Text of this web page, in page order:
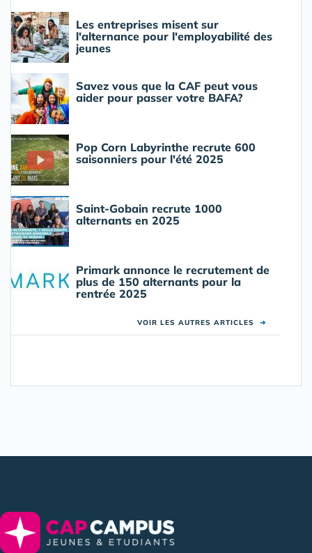
Les entreprises misent sur
l'alternance pour l'employabilité des
jeunes
Savez vous que la CAF peut vous
aider pour passer votre BAFA?
Pop Corn Labyrinthe recrute 600
saisonniers pour l'été 2025
Saint-Gobain recrute 1000
alternants en 2025
Primark annonce le recrutement de
plus de 150 alternants pour la
rentrée 2025
VOIR LES AUTRES ARTICLES ➜